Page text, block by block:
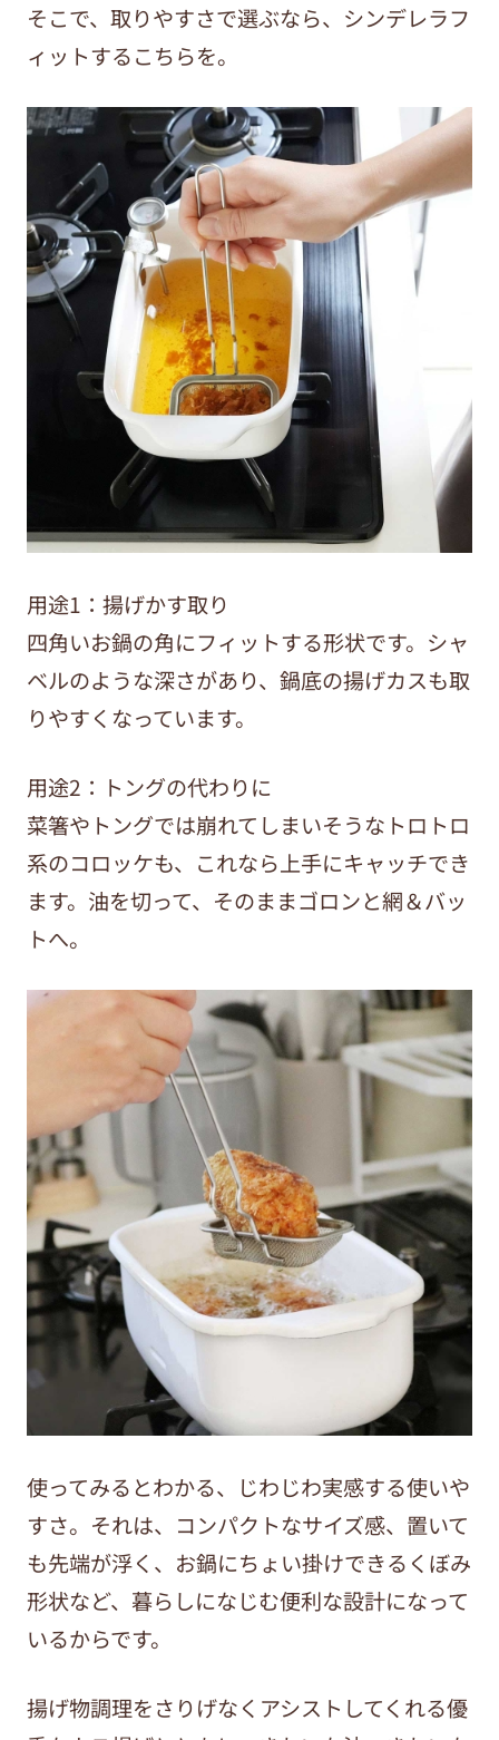
そこで、取りやすさで選ぶなら、シンデレラフ
ィットするこちらを。
用途1：揚げかす取り
四角いお鍋の角にフィットする形状です。シャ
ベルのような深さがあり、鍋底の揚げカスも取
りやすくなっています。
用途2：トングの代わりに
菜箸やトングでは崩れてしまいそうなトロトロ
系のコロッケも、これなら上手にキャッチでき
ます。油を切って、そのままゴロンと網＆バッ
トへ。
使ってみるとわかる、じわじわ実感する使いや
すさ。それは、コンパクトなサイズ感、置いて
も先端が浮く、お鍋にちょい掛けできるくぼみ
形状など、暮らしになじむ便利な設計になって
いるからです。
揚げ物調理をさりげなくアシストしてくれる優